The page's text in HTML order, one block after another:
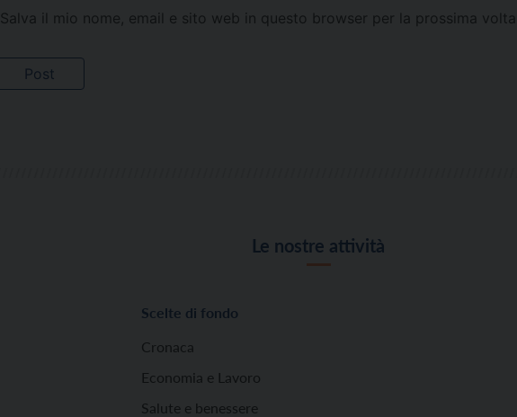
Salva il mio nome, email e sito web in questo browser per la prossima volta
Le nostre attività
Scelte di fondo
Cronaca
Economia e Lavoro
Salute e benessere